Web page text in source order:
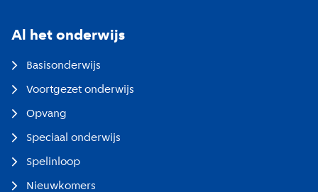
Al het onderwijs
Basisonderwijs
Voortgezet onderwijs
Opvang
Speciaal onderwijs
Spelinloop
Nieuwkomers